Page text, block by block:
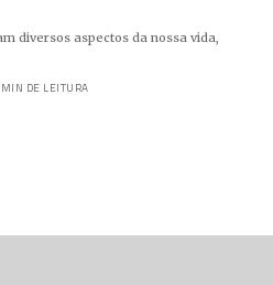
diversos aspectos da nossa vida,
DE LEITURA